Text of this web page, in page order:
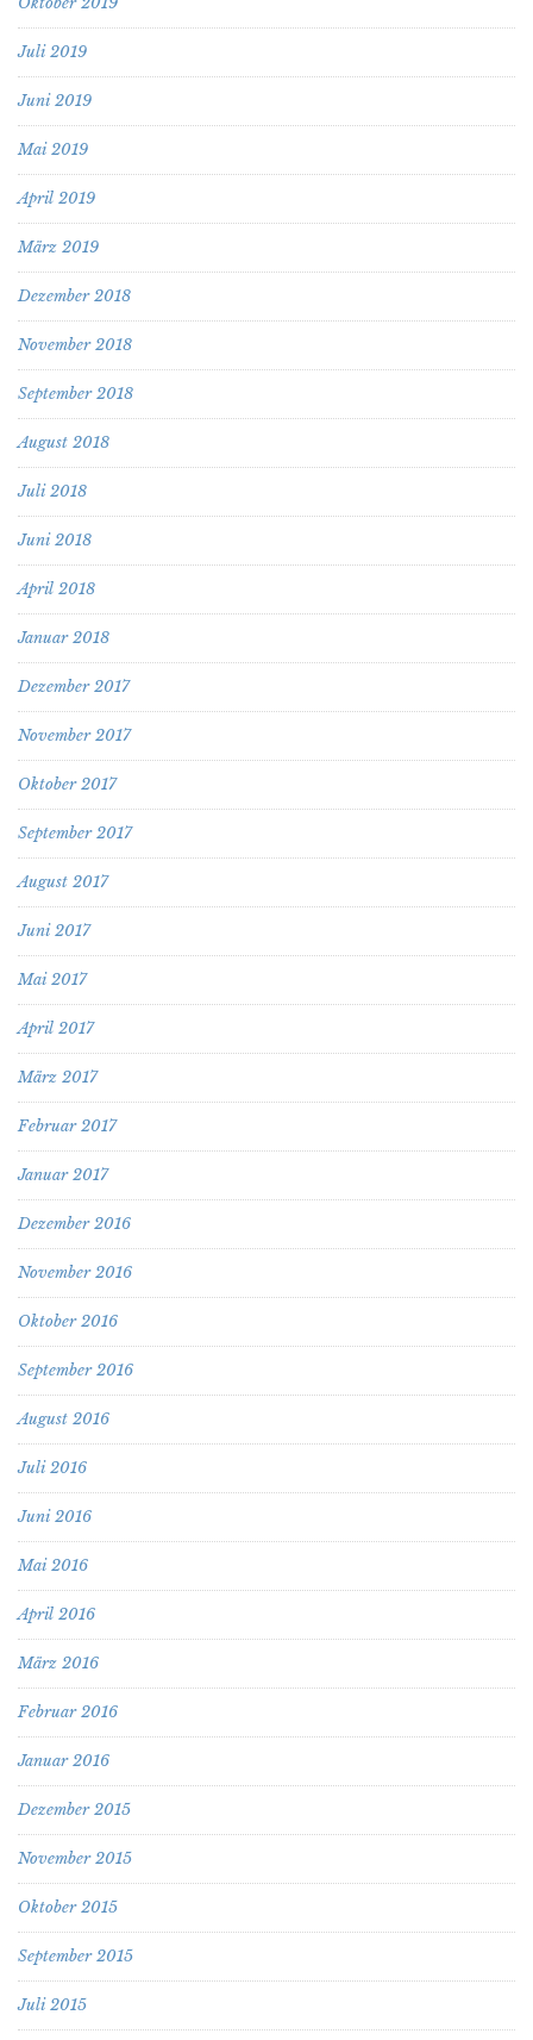
Juli 2019
Juni 2019
Mai 2019
April 2019
März 2019
Dezember 2018
November 2018
September 2018
August 2018
Juli 2018
Juni 2018
April 2018
Januar 2018
Dezember 2017
November 2017
Oktober 2017
September 2017
August 2017
Juni 2017
Mai 2017
April 2017
März 2017
Februar 2017
Januar 2017
Dezember 2016
November 2016
Oktober 2016
September 2016
August 2016
Juli 2016
Juni 2016
Mai 2016
April 2016
März 2016
Februar 2016
Januar 2016
Dezember 2015
November 2015
Oktober 2015
September 2015
Juli 2015